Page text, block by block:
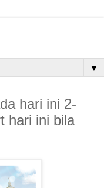
▼
hari ini 2-
hari ini bila